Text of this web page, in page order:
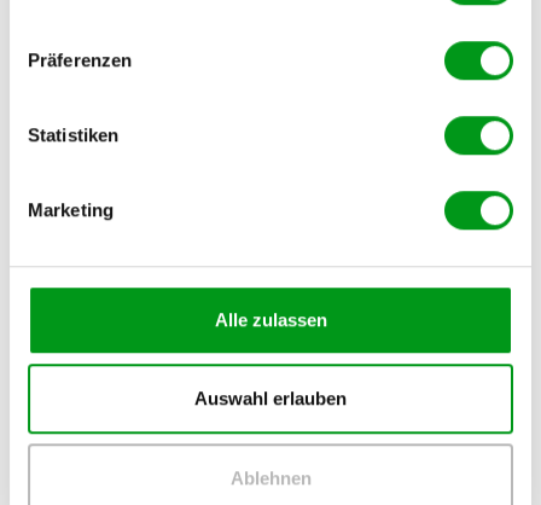
Präferenzen
Statistiken
Marketing
Alle zulassen
Auswahl erlauben
Ablehnen